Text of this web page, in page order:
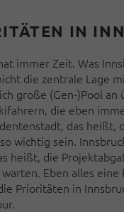
IN
immer Zeit. Was
die zentrale Lage
große (Gen-)Pool
die eben
das heißt,
wichtig sein.
heißt, die
Eben alles eine
Prioritäten in